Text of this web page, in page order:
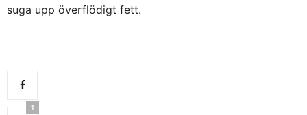
suga upp överflödigt fett.
1